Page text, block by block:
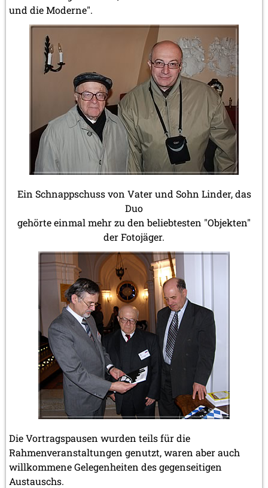
und die Moderne".
Ein Schnappschuss von Vater und Sohn Linder, das
Duo
gehörte einmal mehr zu den beliebtesten "Objekten"
der Fotojäger.
Die Vortragspausen wurden teils für die
Rahmenveranstaltungen genutzt, waren aber auch
willkommene Gelegenheiten des gegenseitigen
Austauschs.